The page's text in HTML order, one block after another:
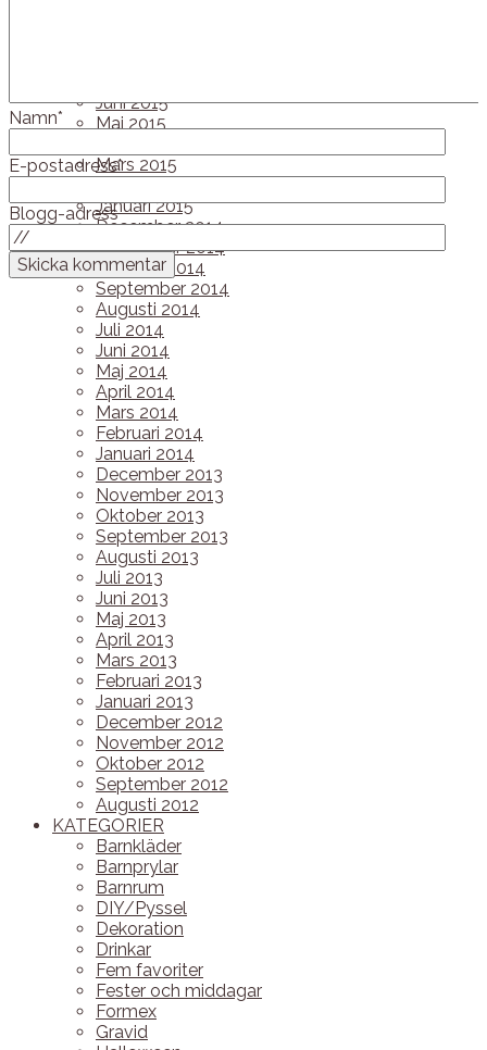
Juni 2015
Maj 2015
Mars 2015
Januari 2015
December 2014
November 2014
Oktober 2014
September 2014
Augusti 2014
Juli 2014
Juni 2014
Maj 2014
April 2014
Mars 2014
Februari 2014
Januari 2014
December 2013
November 2013
Oktober 2013
September 2013
Augusti 2013
Juli 2013
Juni 2013
Maj 2013
April 2013
Mars 2013
Februari 2013
Januari 2013
December 2012
November 2012
Oktober 2012
September 2012
Augusti 2012
KATEGORIER
Barnkläder
Barnprylar
Barnrum
DIY/Pyssel
Dekoration
Drinkar
Fem favoriter
Fester och middagar
Formex
Gravid
Namn*
E-postadress*
Blogg-adress